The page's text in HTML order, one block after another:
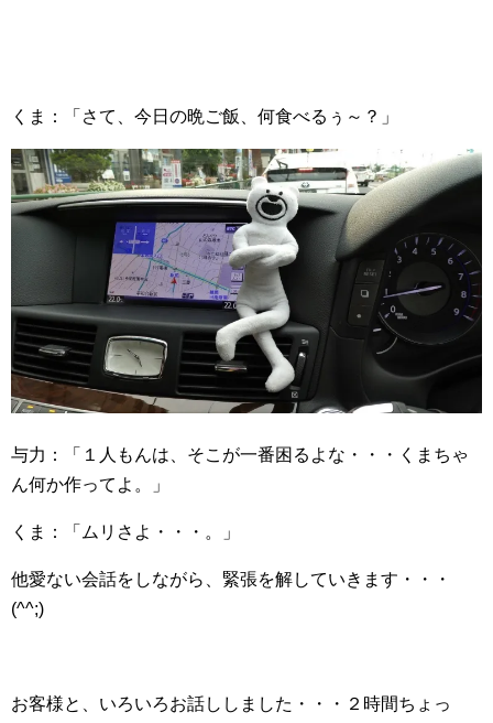
くま：「さて、今日の晩ご飯、何食べるぅ～？」
与力：「１人もんは、そこが一番困るよな・・・くまちゃ
ん何か作ってよ。」
くま：「ムリさよ・・・。」
他愛ない会話をしながら、緊張を解していきます・・・
(^^;)
お客様と、いろいろお話ししました・・・２時間ちょっ